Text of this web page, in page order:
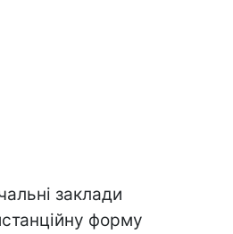
заклади
форму